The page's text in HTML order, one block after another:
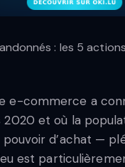
: les 5
e-commerce a
2020 et où la
d’achat —
est